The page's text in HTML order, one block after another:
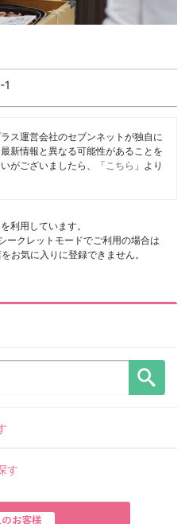
1
ス運営会社のセブンネットが独自に
新情報と異なる可能性があることを
がございましたら、「 こちら 」より
を利用しています。
ークレットモードでご利用の場合は
お気に入りに登録できません。
す